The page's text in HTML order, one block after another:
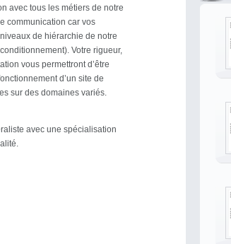
avec tous les métiers de notre
communication car vos
de hiérarchie de notre
Votre rigueur,
vous permettront d’être
d’un site de
sur des domaines variés.
avec une spécialisation